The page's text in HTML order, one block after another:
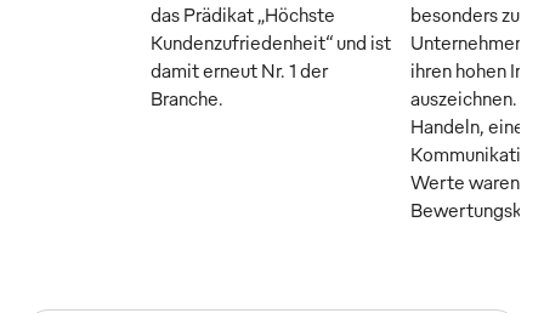
das Prädikat „Höchste
Kundenzufriedenheit“ und ist
damit erneut Nr. 1 der
Branche.
besonders
Unternehmen,
ihren hohen
auszeichnen.
Handeln, eine
Werte waren